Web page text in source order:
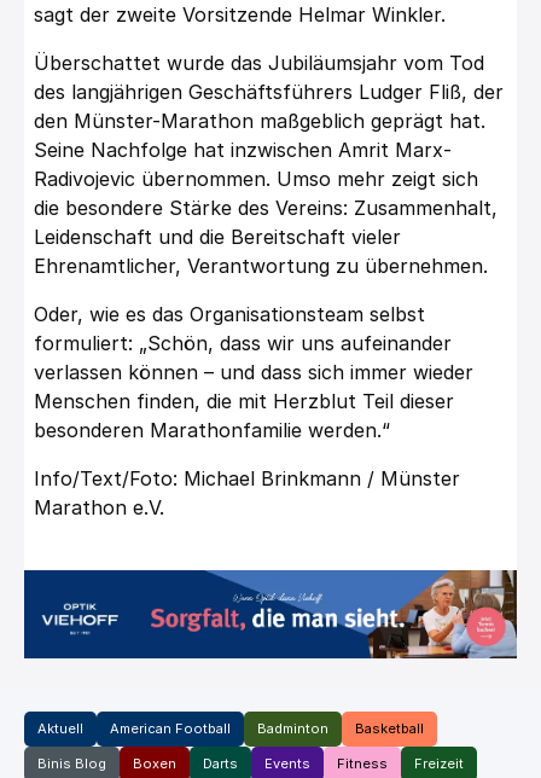
sagt der zweite Vorsitzende Helmar Winkler.
Überschattet wurde das Jubiläumsjahr vom Tod
des langjährigen Geschäftsführers Ludger Fliß, der
den Münster-Marathon maßgeblich geprägt hat.
Seine Nachfolge hat inzwischen Amrit Marx-
Radivojevic übernommen. Umso mehr zeigt sich
die besondere Stärke des Vereins: Zusammenhalt,
Leidenschaft und die Bereitschaft vieler
Ehrenamtlicher, Verantwortung zu übernehmen.
Oder, wie es das Organisationsteam selbst
formuliert: „Schön, dass wir uns aufeinander
verlassen können – und dass sich immer wieder
Menschen finden, die mit Herzblut Teil dieser
besonderen Marathonfamilie werden.“
Info/Text/Foto: Michael Brinkmann / Münster
Marathon e.V.
Aktuell American Football Badminton Basketball
Binis Blog Boxen Darts Events Fitness Freizeit